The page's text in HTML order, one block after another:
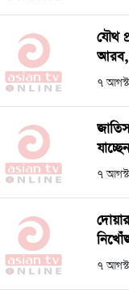
যৌথ
আরব,
৭
৭
৭